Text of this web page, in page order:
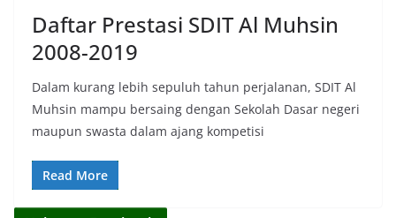
Daftar Prestasi SDIT Al Muhsin
2008-2019
Dalam kurang lebih sepuluh tahun perjalanan, SDIT Al
Muhsin mampu bersaing dengan Sekolah Dasar negeri
maupun swasta dalam ajang kompetisi
Read More